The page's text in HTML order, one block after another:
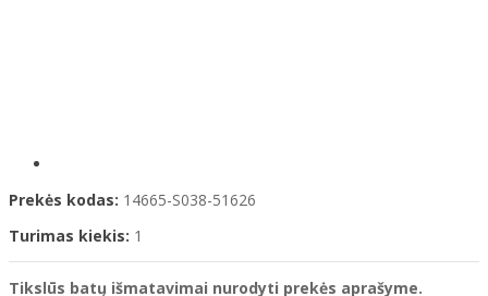
Prekės kodas: 14665-S038-51626
Turimas kiekis: 1
Tikslūs batų išmatavimai nurodyti prekės aprašyme.